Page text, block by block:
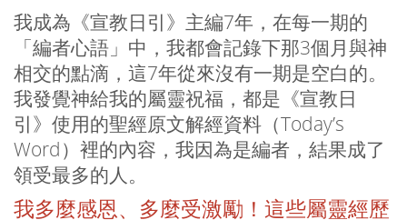
我成為《宣教日引》主編7年，在每一期的
「編者心語」中，我都會記錄下那3個月與神
相交的點滴，這7年從來沒有一期是空白的。
我發覺神給我的屬靈祝福，都是《宣教日
引》使用的聖經原文解經資料（Today’s
Word）裡的內容，我因為是編者，結果成了
領受最多的人。
我多麼感恩、多麼受激勵！這些屬靈經歷